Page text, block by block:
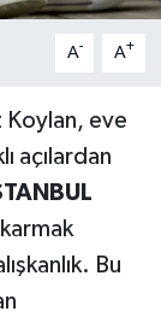
A- A+
Koylan, eve
açılardan
Bu